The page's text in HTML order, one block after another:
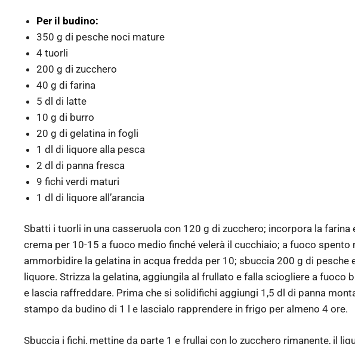
Per il budino:
350 g di pesche noci mature
4 tuorli
200 g di zucchero
40 g di farina
5 dl di latte
10 g di burro
20 g di gelatina in fogli
1 dl di liquore alla pesca
2 dl di panna fresca
9 fichi verdi maturi
1 dl di liquore all’arancia
Sbatti i tuorli in una casseruola con 120 g di zucchero; incorpora la
crema per 10-15 a fuoco medio finché velerà il cucchiaio; a fuoco spento
ammorbidire la gelatina in acqua fredda per 10; sbuccia 200 g di pesche
liquore. Strizza la gelatina, aggiungila al frullato e falla sciogliere a fuoco
e lascia raffreddare. Prima che si solidifichi aggiungi 1,5 dl di panna
stampo da budino di 1 l e lascialo rapprendere in frigo per almeno 4 ore.
Sbuccia i fichi, mettine da parte 1 e frullai con lo zucchero rimanente, il